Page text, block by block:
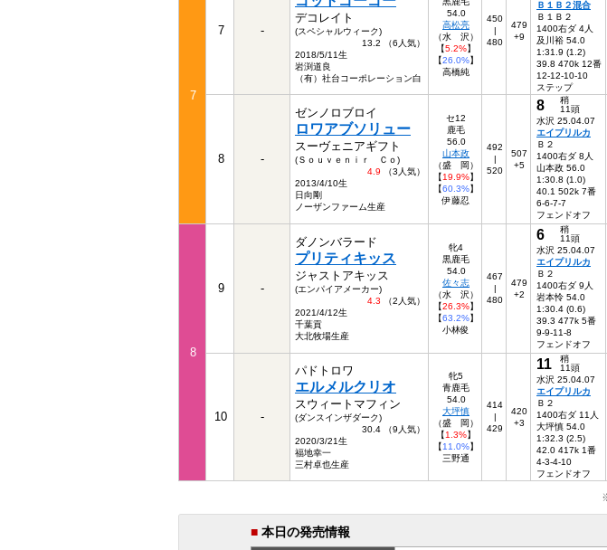
7
7 -
デコレイト
(スペシャルウィーク)
13.2 （6人気）
2018/5/11生
岩渕道良
（有）社台コーポレーション白
54.0
高松亮
（水 沢）
【5.2%】
【26.0%】
高橋純
450
|
480
479
+9
Ｂ１Ｂ２混合
Ｂ１Ｂ２
1400右ダ 4人
及川裕 54.0
1:31.9 (1.2)
39.8 470k 12番
12-12-10-10
ステップ
8 -
ゼンノロブロイ
ロワアブソリュー
スーヴェニアギフト
(Ｓｏｕｖｅｎｉｒ Ｃｏ)
4.9 （3人気）
2013/4/10生
日向剛
ノーザンファーム生産
セ12
鹿毛
56.0
山本政
（盛 岡）
【19.9%】
【60.3%】
伊藤忍
492
|
520
507
+5
8
稍
11頭
水沢 25.04.07
エイプリルカ
Ｂ２
1400右ダ 8人
山本政 56.0
1:30.8 (1.0)
40.1 502k 7番
6-6-7-7
フェンドオフ
8
9 -
ダノンバラード
プリティキッス
ジャストアキッス
(エンパイアメーカー)
4.3 （2人気）
2021/4/12生
千葉貢
大北牧場生産
牝4
黒鹿毛
54.0
佐々志
（水 沢）
【26.3%】
【63.2%】
小林俊
467
|
480
479
+2
6
稍
11頭
水沢 25.04.07
エイプリルカ
Ｂ２
1400右ダ 9人
岩本怜 54.0
1:30.4 (0.6)
39.3 477k 5番
9-9-11-8
フェンドオフ
10 -
パドトロワ
エルメルクリオ
スウィートマフィン
(ダンスインザダーク)
30.4 （9人気）
2020/3/21生
福地幸一
三村卓也生産
牝5
青鹿毛
54.0
大坪慎
（盛 岡）
【1.3%】
【11.0%】
三野通
414
|
429
420
+3
11
稍
11頭
水沢 25.04.07
エイプリルカ
Ｂ２
1400右ダ 11人
大坪慎 54.0
1:32.3 (2.5)
42.0 417k 1番
4-3-4-10
フェンドオフ
■ 本日の発売情報